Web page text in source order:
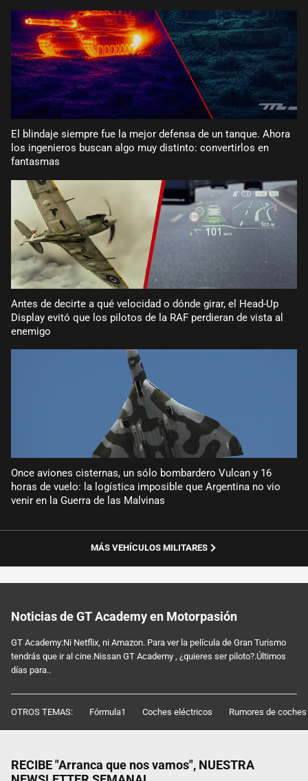
El blindaje siempre fue la mejor defensa de un tanque. Ahora
los ingenieros buscan algo muy distinto: convertirlos en
fantasmas
Antes de decirte a qué velocidad o dónde girar, el Head-Up
Display evitó que los pilotos de la RAF perdieran de vista al
enemigo
Once aviones cisternas, un sólo bombardero Vulcan y 16
horas de vuelo: la logística imposible que Argentina no vio
venir en la Guerra de las Malvinas
MÁS VEHÍCULOS MILITARES
Noticias de GT Academy en Motorpasión
GT Academy:Ni Netflix, ni Amazon. Para ver la película de Gran Turismo
tendrás que ir al cine.Nissan GT Academy , ¿quieres ser piloto?.Últimos
días para..
OTROS TEMAS: Fórmula1 Coches eléctricos Rumores de coches
RECIBE "Arranca que nos vamos", NUESTRA